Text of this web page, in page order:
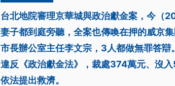
台北地院審理京華城與政治獻金案，今（
妻子都到庭旁聽，全案也傳喚在押的威京
市長辦公室主任李文宗，3人都做無罪答
違反《政治獻金法》，裁處374萬元、沒
依法提出救濟。